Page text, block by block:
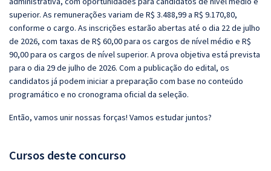
superior. As remunerações variam de R$ 3.488,99 a R$ 9.170,80,
conforme o cargo. As inscrições estarão abertas até o dia 22 de julho
de 2026, com taxas de R$ 60,00 para os cargos de nível médio e R$
90,00 para os cargos de nível superior. A prova objetiva está prevista
para o dia 29 de julho de 2026. Com a publicação do edital, os
candidatos já podem iniciar a preparação com base no conteúdo
programático e no cronograma oficial da seleção.
Então, vamos unir nossas forças! Vamos estudar juntos?
Cursos deste concurso